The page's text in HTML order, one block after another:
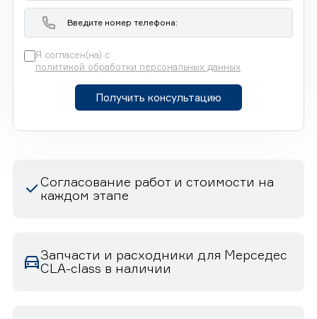
Я согласен(на) с
политикой обработки персональных данных
Получить консультацию
Согласование работ и стоимости на
каждом этапе
Запчасти и расходники для Мерседес
CLA-class в наличии